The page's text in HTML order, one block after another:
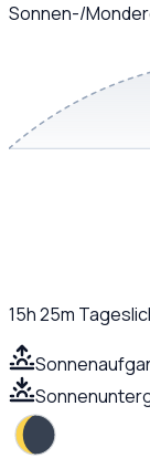
Sonnen-/
15h 25m